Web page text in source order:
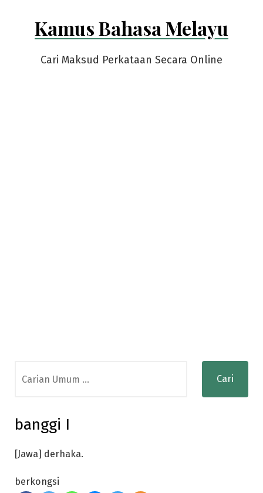
Kamus Bahasa Melayu
Cari Maksud Perkataan Secara Online
for:
banggi I
[Jawa] derhaka.
berkongsi